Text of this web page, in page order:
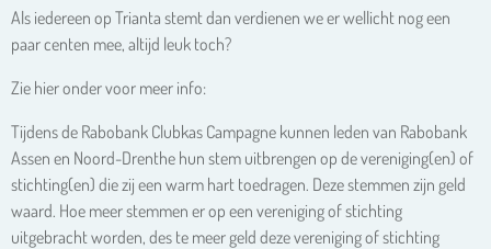
Als iedereen op Trianta stemt dan verdienen we er wellicht nog een
paar centen mee, altijd leuk toch?
Zie hier onder voor meer info:
Tijdens de Rabobank Clubkas Campagne kunnen leden van Rabobank
Assen en Noord-Drenthe hun stem uitbrengen op de vereniging(en) of
stichting(en) die zij een warm hart toedragen. Deze stemmen zijn geld
waard. Hoe meer stemmen er op een vereniging of stichting
uitgebracht worden, des te meer geld deze vereniging of stichting